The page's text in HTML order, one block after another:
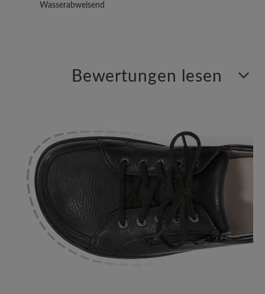
Wasserabweisend
Bewertungen lesen
Durchschnittliche Bewertung
5 von 5 Sternen
Perfekt (4)
Sehr gut (0) 0%
Gut (0) 0%